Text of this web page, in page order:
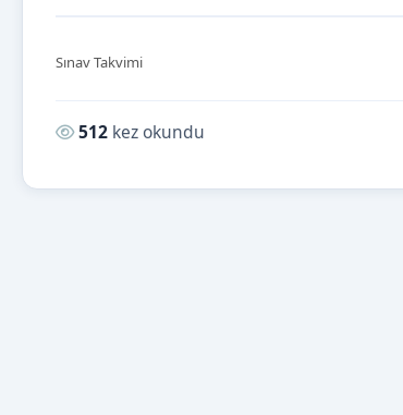
Sınav Takvimi
Okunma sayısı:
512 kez okundu